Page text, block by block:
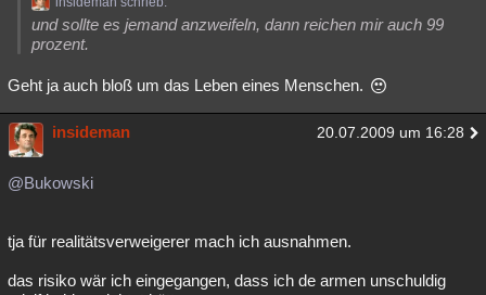
und sollte es jemand anzweifeln, dann reichen mir auch 99
prozent.
Geht ja auch bloß um das Leben eines Menschen.
insideman 20.07.2009 um 16:28
@Bukowski
tja für realitätsverweigerer mach ich ausnahmen.
das risiko wär ich eingegangen, dass ich de armen unschuldig